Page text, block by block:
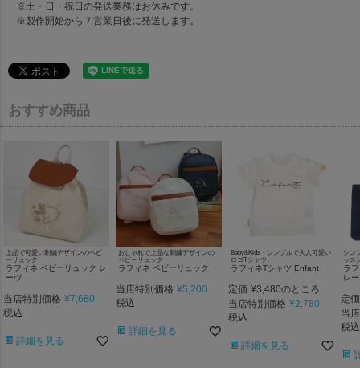
※土・日・祝日の発送業務はお休みです。
※製作開始から７営業日後に発送します。
おすすめ商品
上品で可愛い刺繍デザインのベビ
ーリュック
ラフィネ ベビーリュック レ
ーヴ
当店特別価格 ¥7,680
税込
詳細を見る
おしゃれで上品な刺繍デザインの
ベビーリュック
ラフィネ ベビーリュック
当店特別価格 ¥5,200
税込
詳細を見る
Baby&Kids・シンプルで大人可愛い
ロゴTシャツ。
ラフィネTシャツ Enfant
定価 ¥3,480のところ
当店特別価格 ¥2,780
税込
詳細を見る
シン
ッス
ラ
レ
定価
当
税込